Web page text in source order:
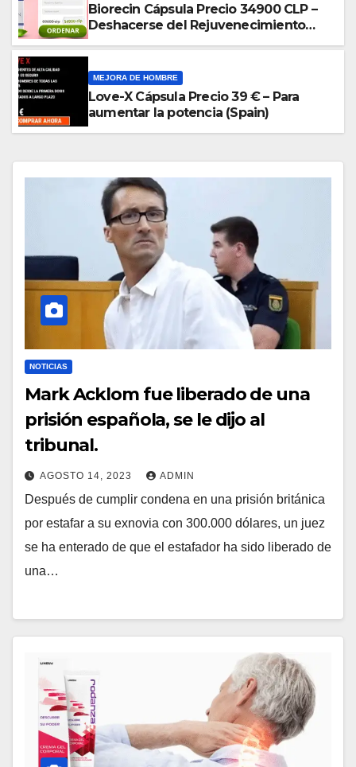
Biorecin Cápsula Precio 34900 CLP –
Deshacerse del Rejuvenecimiento
MEJORA DE HOMBRE
Love-X Cápsula Precio 39 € – Para
aumentar la potencia (Spain)
NOTICIAS
Mark Acklom fue liberado de una
prisión española, se le dijo al
tribunal.
AGOSTO 14, 2023 ADMIN
Después de cumplir condena en una prisión británica
por estafar a su exnovia con 300.000 dólares, un juez
se ha enterado de que el estafador ha sido liberado de
una…